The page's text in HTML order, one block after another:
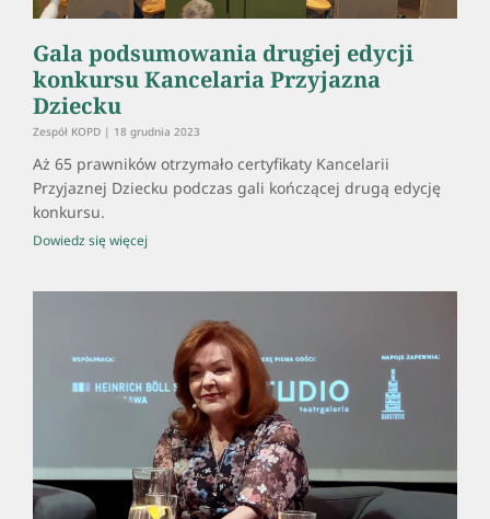
Gala podsumowania drugiej edycji
konkursu Kancelaria Przyjazna
Dziecku
Zespół KOPD 18 grudnia 2023
Aż 65 prawników otrzymało certyfikaty Kancelarii
Przyjaznej Dziecku podczas gali kończącej drugą edycję
konkursu.
Dowiedz się więcej